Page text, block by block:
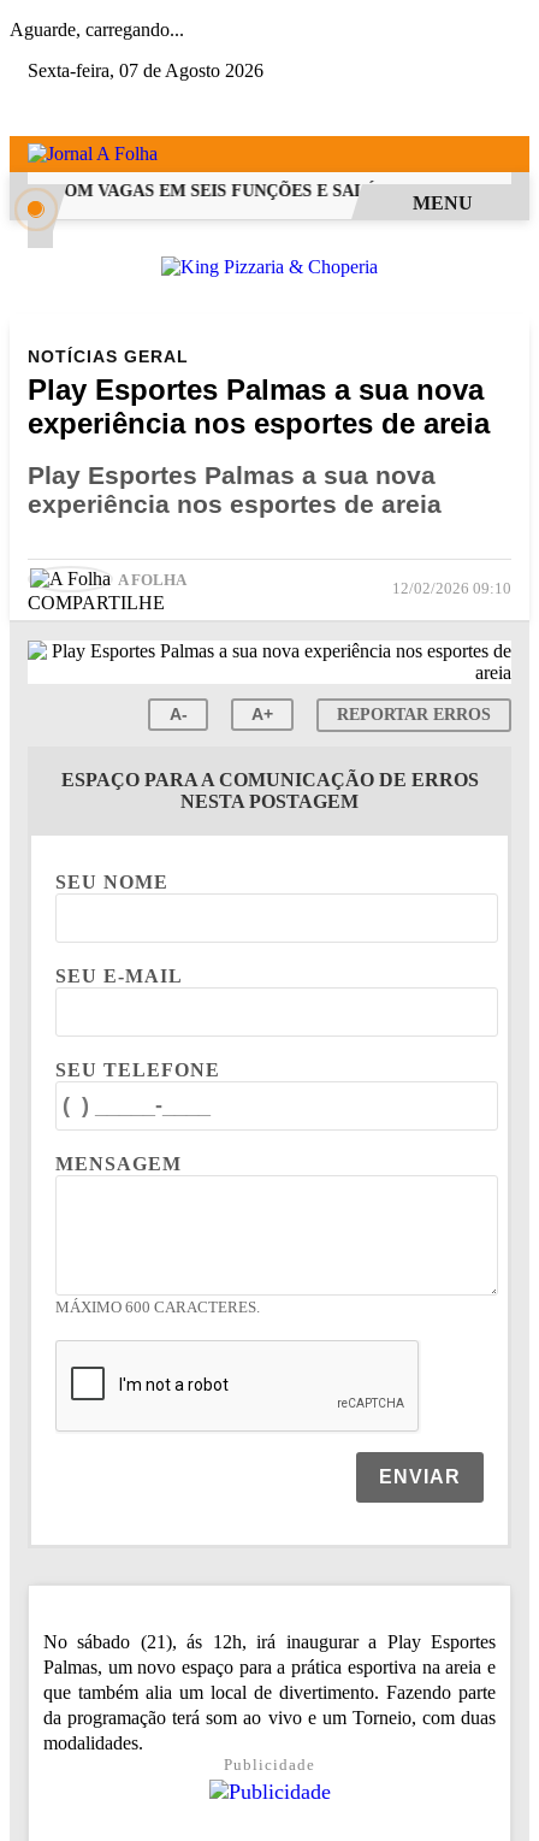
Aguarde, carregando...
Sexta-feira, 07 de Agosto 2026
COM VAGAS EM SEIS FUNÇÕES E SALÁRIOS QUE CHEGAM
MENU
NOTÍCIAS GERAL
Play Esportes Palmas a sua nova
experiência nos esportes de areia
Play Esportes Palmas a sua nova
experiência nos esportes de areia
A FOLHA 12/02/2026 09:10
COMPARTILHE
A- A+ REPORTAR ERROS
ESPAÇO PARA A COMUNICAÇÃO DE ERROS
NESTA POSTAGEM
SEU NOME
SEU E-MAIL
SEU TELEFONE
MENSAGEM
MÁXIMO 600 CARACTERES.
ENVIAR
No sábado (21), ás 12h, irá inaugurar a Play Esportes
Palmas, um novo espaço para a prática esportiva na areia e
que também alia um local de divertimento. Fazendo parte
da programação terá som ao vivo e um Torneio, com duas
modalidades.
Publicidade